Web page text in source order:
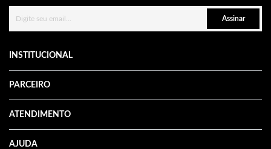
Assinar
INSTITUCIONAL
PARCEIRO
ATENDIMENTO
AJUDA